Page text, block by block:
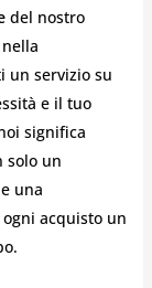
del nostro
un servizio su
e il tuo
significa
solo un
una
acquisto un